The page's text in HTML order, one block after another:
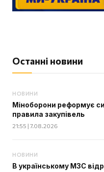
Останні новини
НОВИНИ
Міноборони реформує
правила закупівель
21:55 | 7.08.2026
НОВИНИ
В українському МЗС